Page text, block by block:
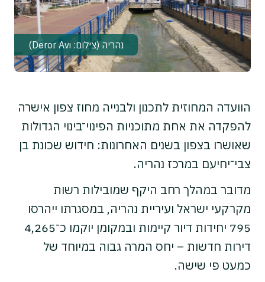
נהריה (צילום: Deror Avi)
הוועדה המחוזית לתכנון ולבנייה מחוז צפון אישרה
להפקדה את אחת מתוכניות הפינוי־בינוי הגדולות
שאושרו בצפון בשנים האחרונות: חידוש שכונת בן
צבי־יחיעם במרכז נהריה.
מדובר במהלך רחב היקף שמובילות רשות
מקרקעי ישראל ועיריית נהריה, במסגרתו ייהרסו
795 יחידות דיור קיימות ובמקומן יוקמו כ־4,265
דירות חדשות – יחס המרה גבוה במיוחד של
כמעט פי שישה.